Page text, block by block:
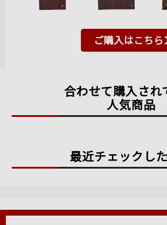
ご購入はこちら
合わせて購入され
人気商品
最近チェックし